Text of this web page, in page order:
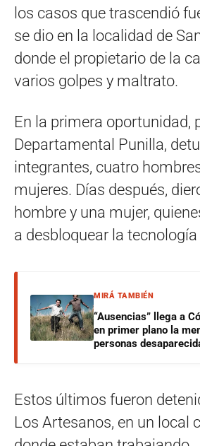
los casos que trascendió
se dio en la localidad de
donde el propietario de la
varios golpes y maltrato.
En la primera oportunidad,
Departamental Punilla,
integrantes, cuatro
mujeres. Días después,
hombre y una mujer,
a desbloquear la
MIRÁ TAMBIÉN
“Ausencias” llega a
en primer plano la
personas
Estos últimos fueron
Los Artesanos, en un local